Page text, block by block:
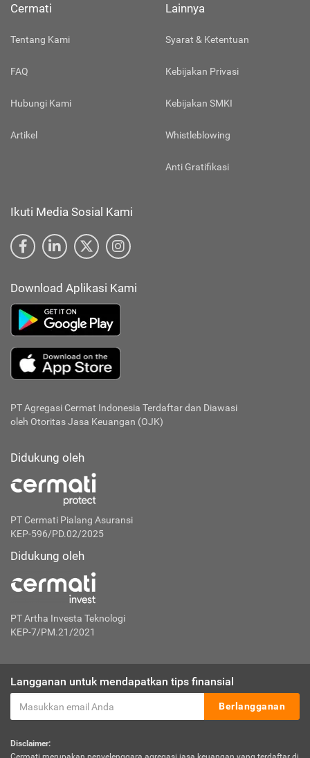
Cermati
Tentang Kami
FAQ
Hubungi Kami
Artikel
Lainnya
Syarat & Ketentuan
Kebijakan Privasi
Kebijakan SMKI
Whistleblowing
Anti Gratifikasi
Ikuti Media Sosial Kami
Download Aplikasi Kami
PT Agregasi Cermat Indonesia Terdaftar dan Diawasi
oleh Otoritas Jasa Keuangan (OJK)
Didukung oleh
PT Cermati Pialang Asuransi
KEP-596/PD.02/2025
Didukung oleh
PT Artha Investa Teknologi
KEP-7/PM.21/2021
Langganan untuk mendapatkan tips finansial
Berlangganan
Disclaimer: